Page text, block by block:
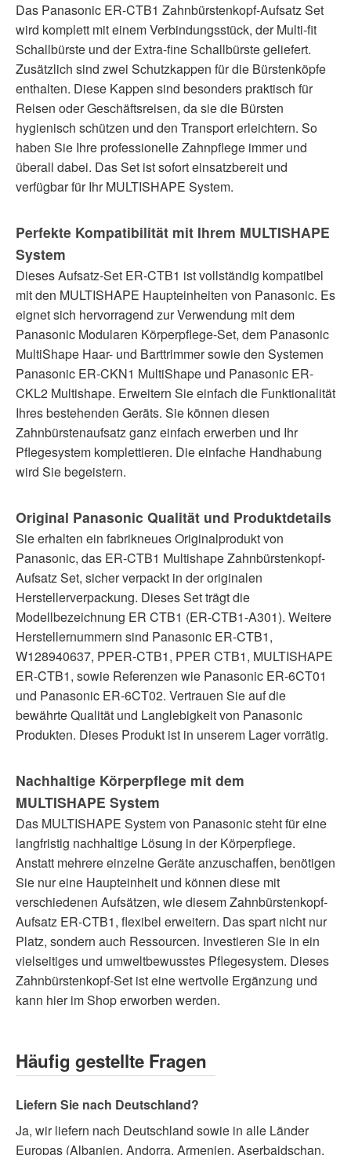
Das Panasonic ER-CTB1 Zahnbürstenkopf-Aufsatz Set
wird komplett mit einem Verbindungsstück, der Multi-fit
Schallbürste und der Extra-fine Schallbürste geliefert.
Zusätzlich sind zwei Schutzkappen für die Bürstenköpfe
enthalten. Diese Kappen sind besonders praktisch für
Reisen oder Geschäftsreisen, da sie die Bürsten
hygienisch schützen und den Transport erleichtern. So
haben Sie Ihre professionelle Zahnpflege immer und
überall dabei. Das Set ist sofort einsatzbereit und
verfügbar für Ihr MULTISHAPE System.
Perfekte Kompatibilität mit Ihrem MULTISHAPE
System
Dieses Aufsatz-Set ER-CTB1 ist vollständig kompatibel
mit den MULTISHAPE Haupteinheiten von Panasonic. Es
eignet sich hervorragend zur Verwendung mit dem
Panasonic Modularen Körperpflege-Set, dem Panasonic
MultiShape Haar- und Barttrimmer sowie den Systemen
Panasonic ER-CKN1 MultiShape und Panasonic ER-
CKL2 Multishape. Erweitern Sie einfach die Funktionalität
Ihres bestehenden Geräts. Sie können diesen
Zahnbürstenaufsatz ganz einfach erwerben und Ihr
Pflegesystem komplettieren. Die einfache Handhabung
wird Sie begeistern.
Original Panasonic Qualität und Produktdetails
Sie erhalten ein fabrikneues Originalprodukt von
Panasonic, das ER-CTB1 Multishape Zahnbürstenkopf-
Aufsatz Set, sicher verpackt in der originalen
Herstellerverpackung. Dieses Set trägt die
Modellbezeichnung ER CTB1 (ER-CTB1-A301). Weitere
Herstellernummern sind Panasonic ER-CTB1,
W128940637, PPER-CTB1, PPER CTB1, MULTISHAPE
ER-CTB1, sowie Referenzen wie Panasonic ER‑6CT01
und Panasonic ER‑6CT02. Vertrauen Sie auf die
bewährte Qualität und Langlebigkeit von Panasonic
Produkten. Dieses Produkt ist in unserem Lager vorrätig.
Nachhaltige Körperpflege mit dem
MULTISHAPE System
Das MULTISHAPE System von Panasonic steht für eine
langfristig nachhaltige Lösung in der Körperpflege.
Anstatt mehrere einzelne Geräte anzuschaffen, benötigen
Sie nur eine Haupteinheit und können diese mit
verschiedenen Aufsätzen, wie diesem Zahnbürstenkopf-
Aufsatz ER-CTB1, flexibel erweitern. Das spart nicht nur
Platz, sondern auch Ressourcen. Investieren Sie in ein
vielseitiges und umweltbewusstes Pflegesystem. Dieses
Zahnbürstenkopf-Set ist eine wertvolle Ergänzung und
kann hier im Shop erworben werden.
Häufig gestellte Fragen
Liefern Sie nach Deutschland?
Ja, wir liefern nach Deutschland sowie in alle Länder
Europas (Albanien, Andorra, Armenien, Aserbaidschan,